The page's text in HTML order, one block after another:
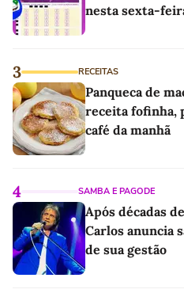
nesta sexta-
3 RECEITAS
Panqueca de
receita fofinha,
café da manhã
4 SAMBA E PAGODE
Após décadas
Carlos anuncia
de sua gestão